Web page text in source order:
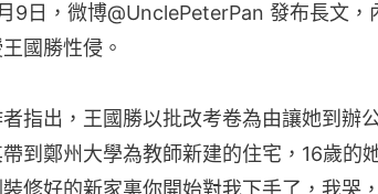
9日，微博@UnclePeterPan 發布長文，
國勝性侵。
指出，王國勝以批改考卷為由讓她到辦
帶到鄭州大學為教師新建的住宅，16歲的
裝修好的新家裏你開始對我下手了，我哭